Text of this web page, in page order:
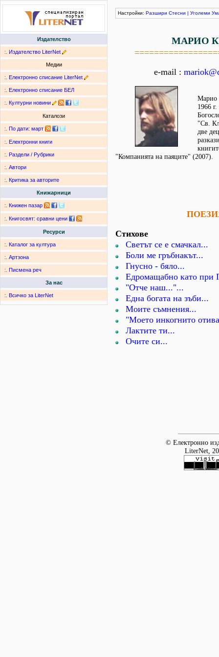
Издателство
:. Издателство LiterNet
Медии
:. Електронно списание LiterNet
:. Електронно списание БЕЛ
:. Културни новини
Каталози
:. По дати: март
:. Електронни книги
:. Раздели / Рубрики
:. Автори
:. Критика за авторите
Книжарници
:. Книжен пазар
:. Книгосвят: сравни цени
Ресурси
:. Каталог за култура
:. Артзона
:. Писмена реч
За нас
:. Всичко за LiterNet
Настройки: Разшири Стесни | Уголеми
МАРИО
e-mail :
Марио
1966
"Св.
две
"Компанията на паяците" (2007).
Стихове
Светът се е смачкал...
Боли ме гръбнакът...
Гнусно - бяло...
Едромащабно като при
"Отче наш..."...
Една богата на зъби...
Моите съмнения...
"Моето инкогнито
Лактите ти...
Очите си...
© Електронно
LiterNet,